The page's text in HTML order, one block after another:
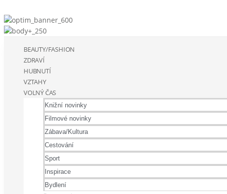
BEAUTY/FASHION
ZDRAVÍ
HUBNUTÍ
VZTAHY
VOLNÝ ČAS
Knižní novinky
Filmové novinky
Zábava/Kultura
Cestování
Sport
Inspirace
Bydlení